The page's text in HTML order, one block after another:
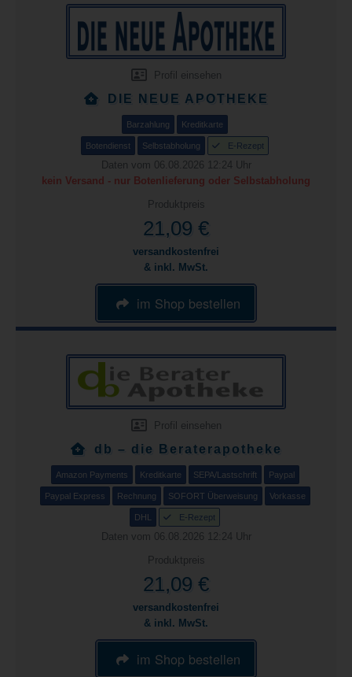
Profil einsehen
DIE NEUE APOTHEKE
Barzahlung Kreditkarte
Botendienst Selbstabholung E-Rezept
Daten vom 06.08.2026 12:24 Uhr
kein Versand - nur Botenlieferung oder Selbstabholung
Produktpreis
21,09 €
versandkostenfrei
& inkl. MwSt.
im Shop bestellen
Profil einsehen
db – die Beraterapotheke
Amazon Payments Kreditkarte SEPA/Lastschrift Paypal
Paypal Express Rechnung SOFORT Überweisung Vorkasse
DHL E-Rezept
Daten vom 06.08.2026 12:24 Uhr
Produktpreis
21,09 €
versandkostenfrei
& inkl. MwSt.
im Shop bestellen